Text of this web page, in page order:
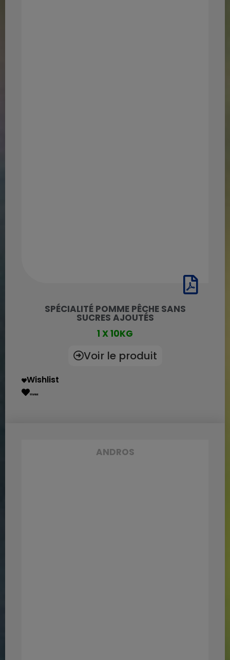
SPÉCIALITÉ POMME PÊCHE SANS
SUCRES AJOUTÉS
1 X 10KG
Voir le produit
Wishlist
Wishlist
ANDROS